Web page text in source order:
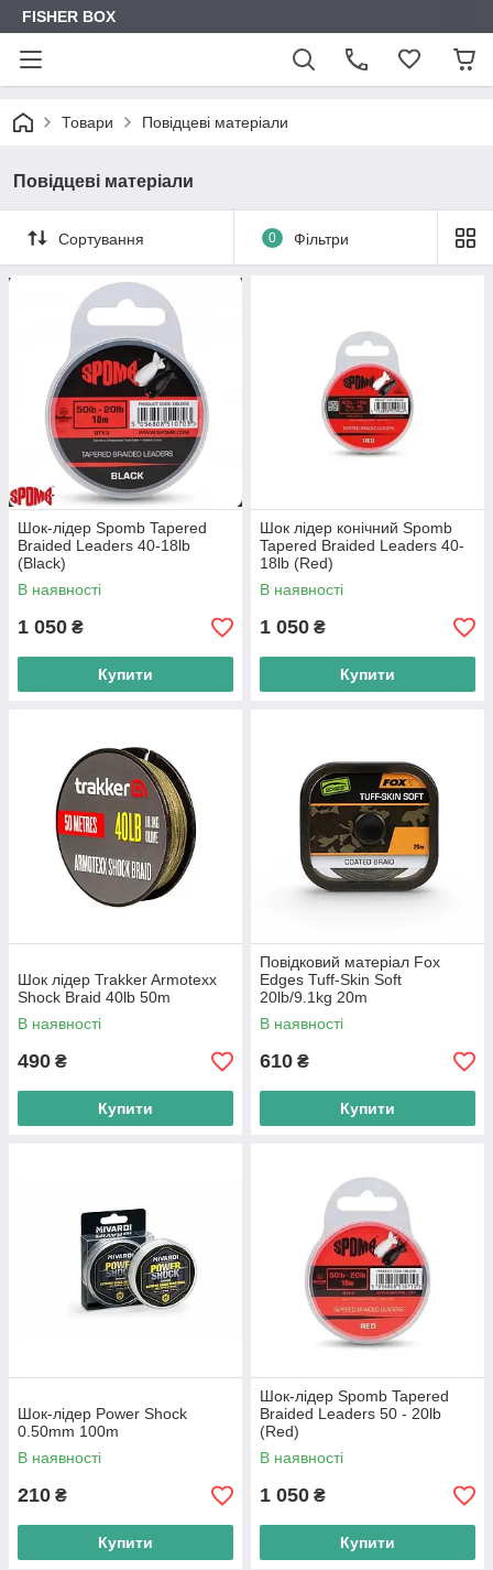
FISHER BOX
Товари Повідцеві матеріали
Повідцеві матеріали
Сортування 0 Фільтри
Шок-лідер Spomb Tapered
Braided Leaders 40-18lb
(Black)
В наявності
1 050 ₴
Купити
Шок лідер конічний Spomb
Tapered Braided Leaders 40-
18lb (Red)
В наявності
1 050 ₴
Купити
Шок лідер Trakker Armotexx
Shock Braid 40lb 50m
В наявності
490 ₴
Купити
Повідковий матеріал Fox
Edges Tuff-Skin Soft
20lb/9.1kg 20m
В наявності
610 ₴
Купити
Шок-лідер Power Shock
0.50mm 100m
В наявності
210 ₴
Купити
Шок-лідер Spomb Tapered
Braided Leaders 50 - 20lb
(Red)
В наявності
1 050 ₴
Купити